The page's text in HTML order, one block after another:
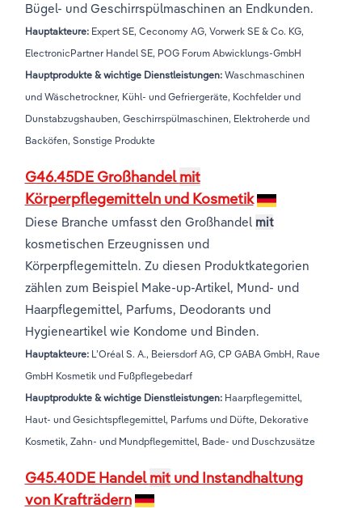
Bügel- und Geschirrspülmaschinen an Endkunden.
Hauptakteure: Expert SE, Ceconomy AG, Vorwerk SE & Co. KG,
ElectronicPartner Handel SE, POG Forum Abwicklungs-GmbH
Hauptprodukte & wichtige Dienstleistungen:Waschmaschinen
und Wäschetrockner, Kühl- und Gefriergeräte, Kochfelder und
Dunstabzugshauben, Geschirrspülmaschinen, Elektroherde und
Backöfen, Sonstige Produkte
G46.45DE Großhandelmit
Körperpflegemitteln und Kosmetik
Diese Branche umfasst den Großhandel mit
kosmetischen Erzeugnissen und
Körperpflegemitteln. Zu diesen Produktkategorien
zählen zum Beispiel Make-up-Artikel, Mund- und
Haarpflegemittel, Parfums, Deodorants und
Hygieneartikel wie Kondome und Binden.
Hauptakteure: L’Oréal S. A., Beiersdorf AG, CP GABA GmbH, Raue
GmbH Kosmetik und Fußpflegebedarf
Hauptprodukte & wichtige Dienstleistungen:Haarpflegemittel,
Haut- und Gesichtspflegemittel, Parfums und Düfte, Dekorative
Kosmetik, Zahn- und Mundpflegemittel, Bade- und Duschzusätze
G45.40DE Handelmitund Instandhaltung
von Krafträdern